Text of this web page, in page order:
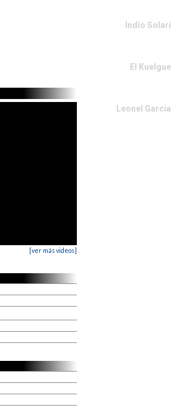
[ver más videos]
Indio Solari
El Kuelgue
Leonel García